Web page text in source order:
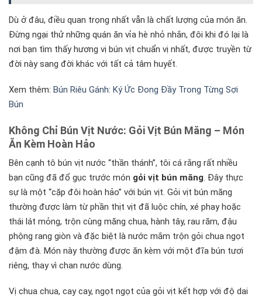
Dù ở đâu, điều quan trọng nhất vẫn là chất lượng của món ăn.
Đừng ngại thử những quán ăn vỉa hè nhỏ nhắn, đôi khi đó lại là
nơi bạn tìm thấy hương vị bún vịt chuẩn vị nhất, được truyền từ
đời này sang đời khác với tất cả tâm huyết.
Xem thêm: Bún Riêu Gánh: Ký Ức Đong Đầy Trong Từng Sợi
Bún
Không Chỉ Bún Vịt Nước: Gỏi Vịt Bún Măng – Món
Ăn Kèm Hoàn Hảo
Bên cạnh tô bún vịt nước “thần thánh”, tôi cá rằng rất nhiều
bạn cũng đã đổ gục trước món gỏi vịt bún măng. Đây thực
sự là một “cặp đôi hoàn hảo” với bún vịt. Gỏi vịt bún măng
thường được làm từ phần thịt vịt đã luộc chín, xé phay hoặc
thái lát mỏng, trộn cùng măng chua, hành tây, rau răm, đậu
phộng rang giòn và đặc biệt là nước mắm trộn gỏi chua ngọt
đậm đà. Món này thường được ăn kèm với một đĩa bún tươi
riêng, thay vì chan nước dùng.
Vị chua chua, cay cay, ngọt ngọt của gỏi vịt kết hợp với độ dai